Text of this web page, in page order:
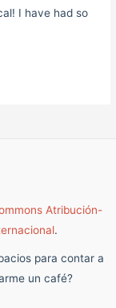
I have had so
Atribución-
.
para contar a
un café?